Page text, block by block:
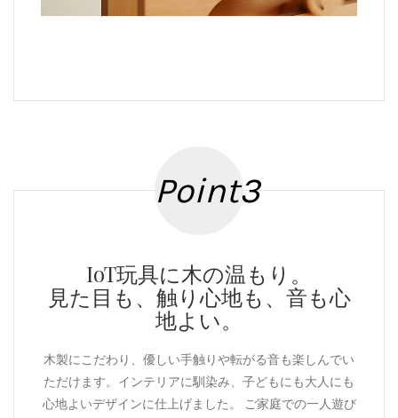
Point3
IoT玩具に木の温もり。
見た目も、触り心地も、音も心
地よい。
木製にこだわり、優しい手触りや転がる音も楽しんでい
ただけます。インテリアに馴染み、子どもにも大人にも
心地よいデザインに仕上げました。 ご家庭での一人遊び